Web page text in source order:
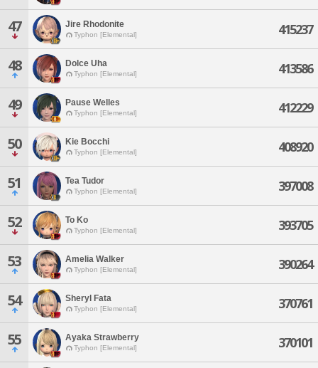
47 Jire Rhodonite
Typhon [Elemental] 415237
48 Dolce Uha
Typhon [Elemental] 413586
49 Pause Welles
Typhon [Elemental] 412229
50 Kie Bocchi
Typhon [Elemental] 408920
51 Tea Tudor
Typhon [Elemental] 397008
52 To Ko
Typhon [Elemental] 393705
53 Amelia Walker
Typhon [Elemental] 390264
54 Sheryl Fata
Typhon [Elemental] 370761
55 Ayaka Strawberry
Typhon [Elemental] 370101